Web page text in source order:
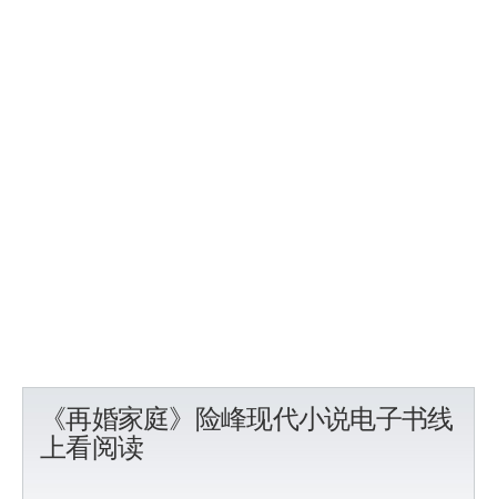
《再婚家庭》险峰现代小说电子书线
上看阅读